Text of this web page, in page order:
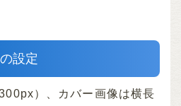
設定
）、カバー画像は横長